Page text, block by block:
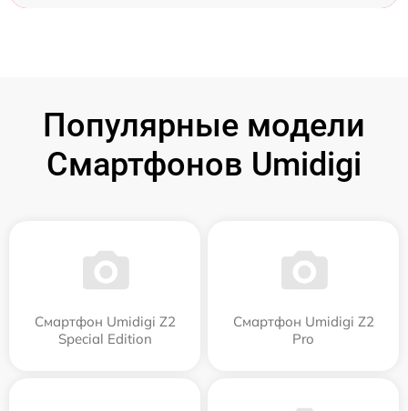
Популярные модели
Смартфонов Umidigi
Смартфон Umidigi Z2
Special Edition
Смартфон Umidigi Z2
Pro